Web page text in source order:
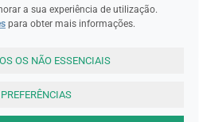
a sua experiência de utilização.
para obter mais informações.
OS NÃO ESSENCIAIS